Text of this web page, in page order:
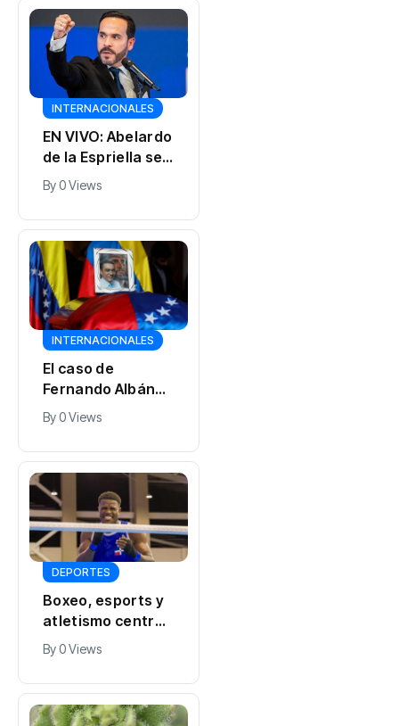
sus choques con
las Cortes, el
Congreso y el
Banco de la
República
INTERNACIONALES
EN VIVO: Abelardo
de la Espriella se
prepara para
asumir como
presidente de
Colombia,
marcando el
regreso de la
derecha al país
By0 Views
INTERNACIONALES
El caso de
Fernando Albán
llegará a la
CorteIDH
By0 Views
DEPORTES
Boxeo, esports y
atletismo centran
la atención en la
penúltima
jornada de Santo
Domingo 2026
By0 Views